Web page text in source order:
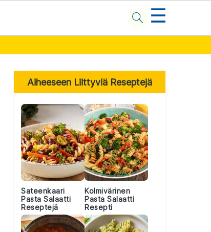
☰
Primary
Sidebar
Aiheeseen Liittyviä Reseptejä
Sateenkaari
Pasta Salaatti
Reseptejä
Kolmivärinen
Pasta Salaatti
Resepti